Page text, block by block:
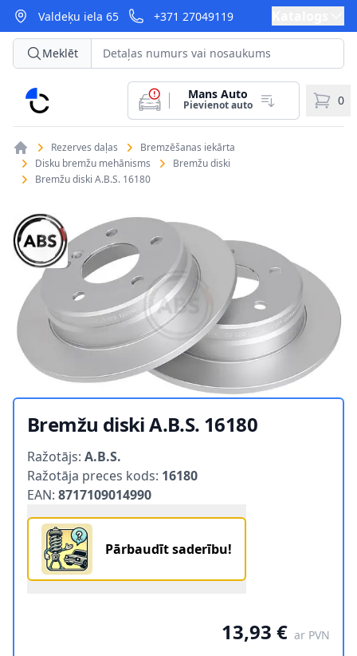
Valdeķu iela 65 +371 27049119
CarParts
Meklēt
Mans Auto
Pievienot auto 0
Rezerves daļas
Bremzēšanas iekārta
Disku bremžu mehānisms
Bremžu diski
Bremžu diski A.B.S. 16180
Bremžu diski A.B.S. 16180
Ražotājs: A.B.S.
Ražotāja preces kods: 16180
EAN: 8717109014990
Pārbaudīt saderību!
13,93 € ar PVN